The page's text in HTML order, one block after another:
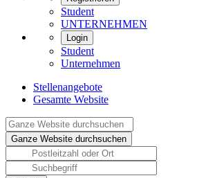
Student
UNTERNEHMEN
Login
Student
Unternehmen
Stellenangebote
Gesamte Website